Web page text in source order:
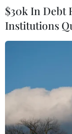
$30k In Debt
Institutions